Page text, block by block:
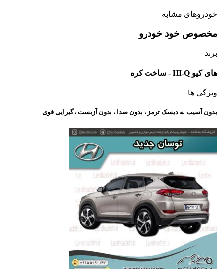
خودروهای مشابه
مخصوص خود خودرو
برند
های کیو HI-Q - ساخت کره
ویژگی ها
بدون آسیب به دیسک ترمز ، بدون صدا ، بدون آزبست ، گیرایی قوی​